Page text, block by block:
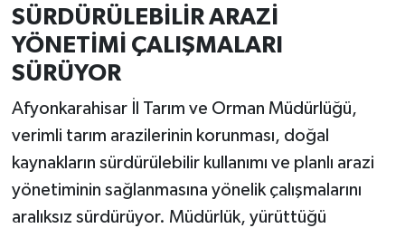
SÜRDÜRÜLEBİLİR ARAZİ
YÖNETİMİ ÇALIŞMALARI
SÜRÜYOR
Afyonkarahisar İl Tarım ve Orman Müdürlüğü,
verimli tarım arazilerinin korunması, doğal
kaynakların sürdürülebilir kullanımı ve planlı arazi
yönetiminin sağlanmasına yönelik çalışmalarını
aralıksız sürdürüyor. Müdürlük, yürüttüğü